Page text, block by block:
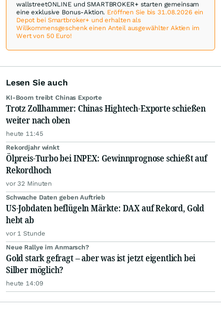
wallstreetONLINE und SMARTBROKER+ starten gemeinsam
eine exklusive Bonus-Aktion. Eröffnen Sie bis 31.08.2026 ein
Depot bei Smartbroker+ und erhalten als
Willkommensgeschenk einen Anteil ausgewählter Aktien im
Wert von 50 Euro!
Lesen Sie auch
KI-Boom treibt Chinas Exporte
Trotz Zollhammer: Chinas Hightech-Exporte schießen
weiter nach oben
heute 11:45
Rekordjahr winkt
Ölpreis-Turbo bei INPEX: Gewinnprognose schießt auf
Rekordhoch
vor 32 Minuten
Schwache Daten geben Auftrieb
US-Jobdaten beflügeln Märkte: DAX auf Rekord, Gold
hebt ab
vor 1 Stunde
Neue Rallye im Anmarsch?
Gold stark gefragt – aber was ist jetzt eigentlich bei
Silber möglich?
heute 14:09